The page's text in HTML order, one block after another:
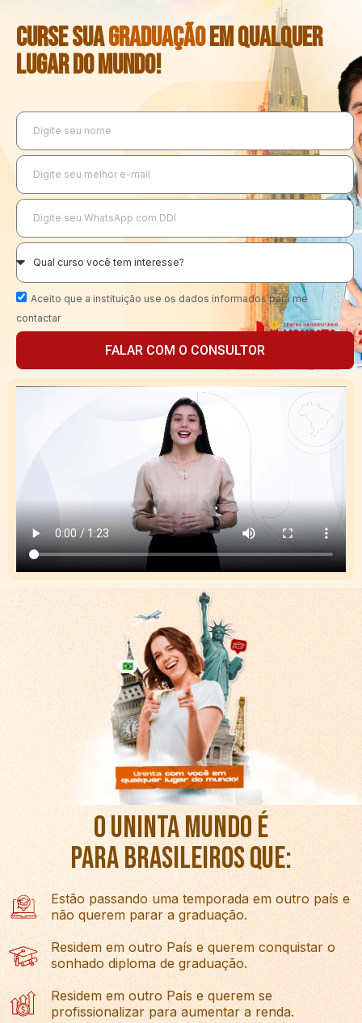
CURSE SUAGRADUAÇÃOEM QUALQUER
LUGAR DO MUNDO!
Aceito que a instituição use os dados informados para me
contactar
FALAR COM O CONSULTOR
O UNINTA MUNDO É
PARA BRASILEIROS QUE:
Estão passando uma temporada em outro país e
não querem parar a graduação.
Residem em outro País e querem conquistar o
sonhado diploma de graduação.
Residem em outro País e querem se
profissionalizar para aumentar a renda.